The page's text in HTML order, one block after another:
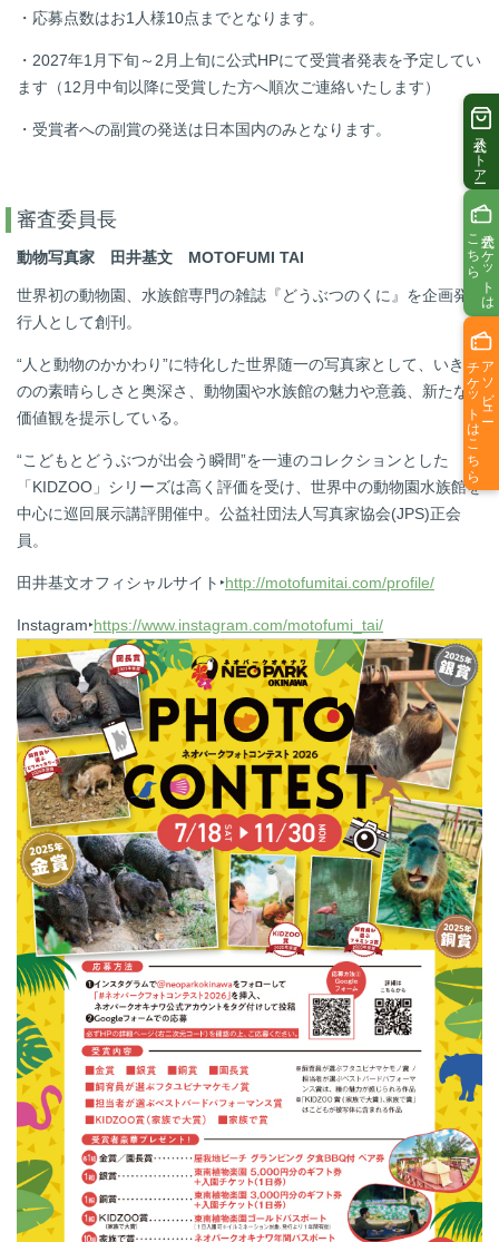
・応募点数はお1 人様10点までとなります。
・ 2027年1 月下旬～ 2 月上旬に公式HPにて受賞者発表を予定してい
ます（12 月中旬以降に受賞した方へ順次ご連絡いたします）
・受賞者への副賞の発送は日本国内のみとなります。
審査委員長
動物写真家 田井基文 MOTOFUMI TAI
世界初の動物園、水族館専門の雑誌『どうぶつのくに』を企画発
行人として創刊。
“人と動物のかかわり”に特化した世界随一の写真家として、いきも
のの素晴らしさと奥深さ、動物園や水族館の魅力や意義、新たな
価値観を提示している。
“こどもとどうぶつが出会う瞬間”を一連のコレクションとした
「KIDZOO 」シリーズは高く評価を受け、世界中の動物園水族館を
中心に巡回展示講評開催中。公益社団法人写真家協会(JPS)正会
員。
田井基文オフィシャルサイト‣http://motofumitai.com/profile/
Instagram‣https://www.instagram.com/motofumi_tai/
公式ストアー
公式チケットは
こちら
アソビュー
チケットはこちら